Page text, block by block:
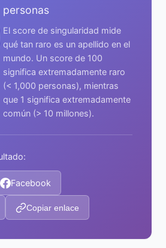
personas
El score de singularidad mide
qué tan raro es un apellido en el
mundo. Un score de 100
significa extremadamente raro
(< 1,000 personas), mientras
que 1 significa extremadamente
común (> 10 millones).
Facebook
Copiar enlace